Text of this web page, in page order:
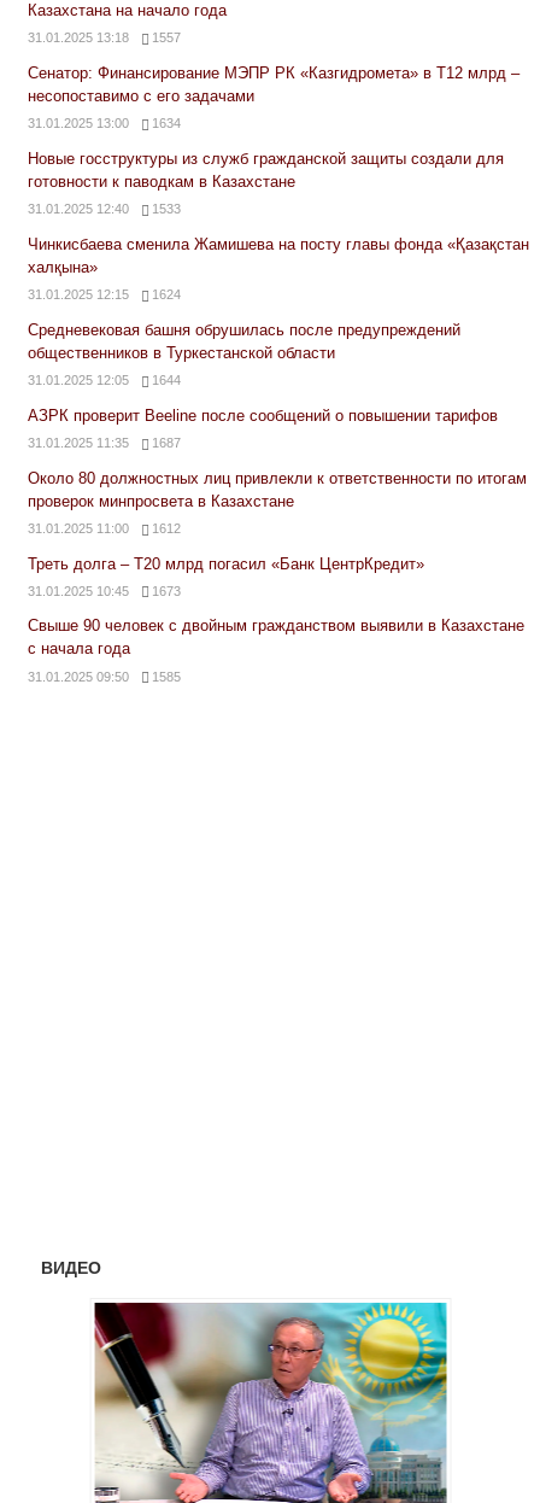
Казахстана на начало года
31.01.2025 13:18 1557
Сенатор: Финансирование МЭПР РК «Казгидромета» в Т12 млрд –
несопоставимо с его задачами
31.01.2025 13:00 1634
Новые госструктуры из служб гражданской защиты создали для
готовности к паводкам в Казахстане
31.01.2025 12:40 1533
Чинкисбаева сменила Жамишева на посту главы фонда «Қазақстан
халқына»
31.01.2025 12:15 1624
Средневековая башня обрушилась после предупреждений
общественников в Туркестанской области
31.01.2025 12:05 1644
АЗРК проверит Beeline после сообщений о повышении тарифов
31.01.2025 11:35 1687
Около 80 должностных лиц привлекли к ответственности по итогам
проверок минпросвета в Казахстане
31.01.2025 11:00 1612
Треть долга – Т20 млрд погасил «Банк ЦентрКредит»
31.01.2025 10:45 1673
Свыше 90 человек с двойным гражданством выявили в Казахстане
с начала года
31.01.2025 09:50 1585
ВИДЕО